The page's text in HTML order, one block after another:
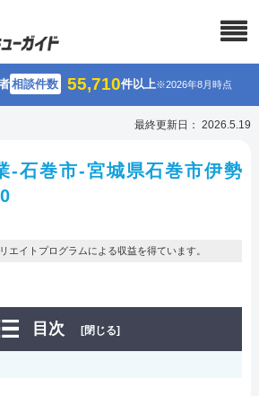
相談件数 55,710件以上※2026年8月時点
最終更新日： 2026.5.19
-石巻市-宮城県石巻市伊勢
エイトプログラムによる収益を得ています。
目次 [閉じる]